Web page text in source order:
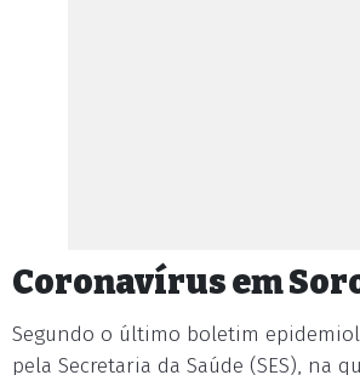
Coronavírus em
Segundo o último boletim
pela Secretaria da Saúde (SES), na